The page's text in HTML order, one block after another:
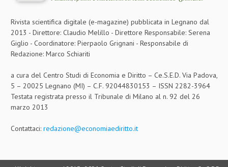
Rivista scientifica digitale (e-magazine) pubblicata in Legnano dal
2013 - Direttore: Claudio Melillo - Direttore Responsabile: Serena
Giglio - Coordinatore: Pierpaolo Grignani - Responsabile di
Redazione: Marco Schiariti
a cura del Centro Studi di Economia e Diritto – Ce.S.E.D. Via Padova,
5 – 20025 Legnano (MI) – C.F. 92044830153 – ISSN 2282-3964
Testata registrata presso il Tribunale di Milano al n. 92 del 26
marzo 2013
Contattaci: redazione@economiaediritto.it